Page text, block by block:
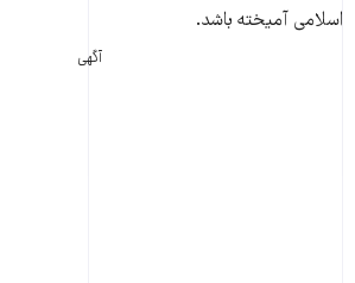
اسلامی آمیخته باشد.
آگهی